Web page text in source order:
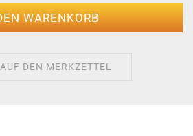
AUF DEN MERKZETTEL